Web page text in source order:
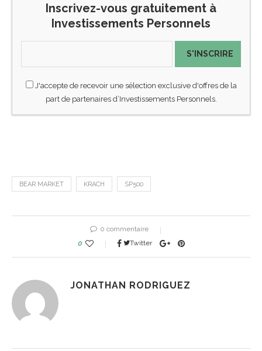
Inscrivez-vous gratuitement à
Investissements Personnels
S'INSCRIRE
J'accepte de recevoir une sélection exclusive d'offres de la
part de partenaires d’Investissements Personnels.
BEAR MARKET KRACH SP500
0 commentaire
0 Twitter
JONATHAN RODRIGUEZ